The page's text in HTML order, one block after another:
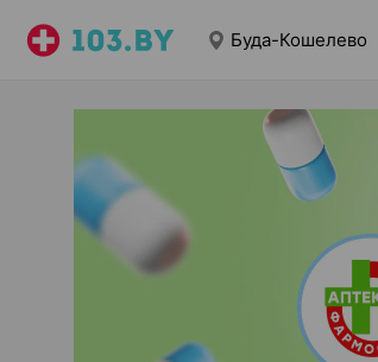
Буда-Кошелево